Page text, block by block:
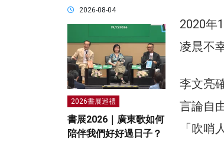
2020年
凌晨不
李文亮
言論自
「吹哨
2026-08-04
2026書展巡禮
書展2026｜廣東歌如何
陪伴我們好好過日子？